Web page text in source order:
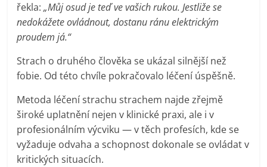
řekla: „Můj osud je teď ve vašich rukou. Jestliže se
nedokážete ovládnout, dostanu ránu elektrickým
proudem já.“
Strach o druhého člověka se ukázal silnější než
fobie. Od této chvíle pokračovalo léčení úspěšně.
Metoda léčení strachu strachem najde zřejmě
široké uplatnění nejen v klinické praxi, ale i v
profesionálním výcviku — v těch profesích, kde se
vyžaduje odvaha a schopnost dokonale se ovládat v
kritických situacích.